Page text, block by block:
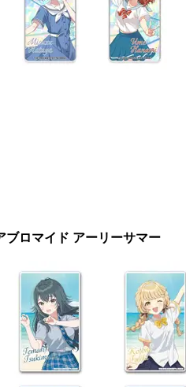
ブロマイド アーリーサマー